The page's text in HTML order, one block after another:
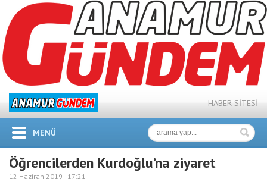
HABER SİTESİ
MENÜ
Öğrencilerden Kurdoğlu’na ziyaret
12 Haziran 2019 - 17:21